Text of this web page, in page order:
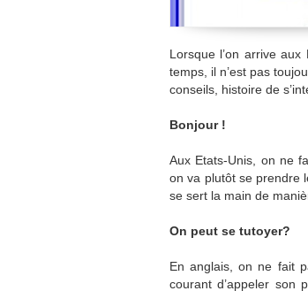
Lorsque l’on arrive
temps, il n’est pas
conseils, histoire de
Bonjour !
Aux Etats-Unis, on ne
on va plutôt se prendre
se sert la main de
On peut se tutoyer?
En anglais, on ne fait
courant d’appeler son